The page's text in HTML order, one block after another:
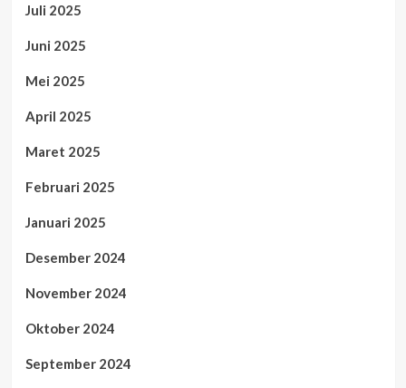
Juli 2025
Juni 2025
Mei 2025
April 2025
Maret 2025
Februari 2025
Januari 2025
Desember 2024
November 2024
Oktober 2024
September 2024